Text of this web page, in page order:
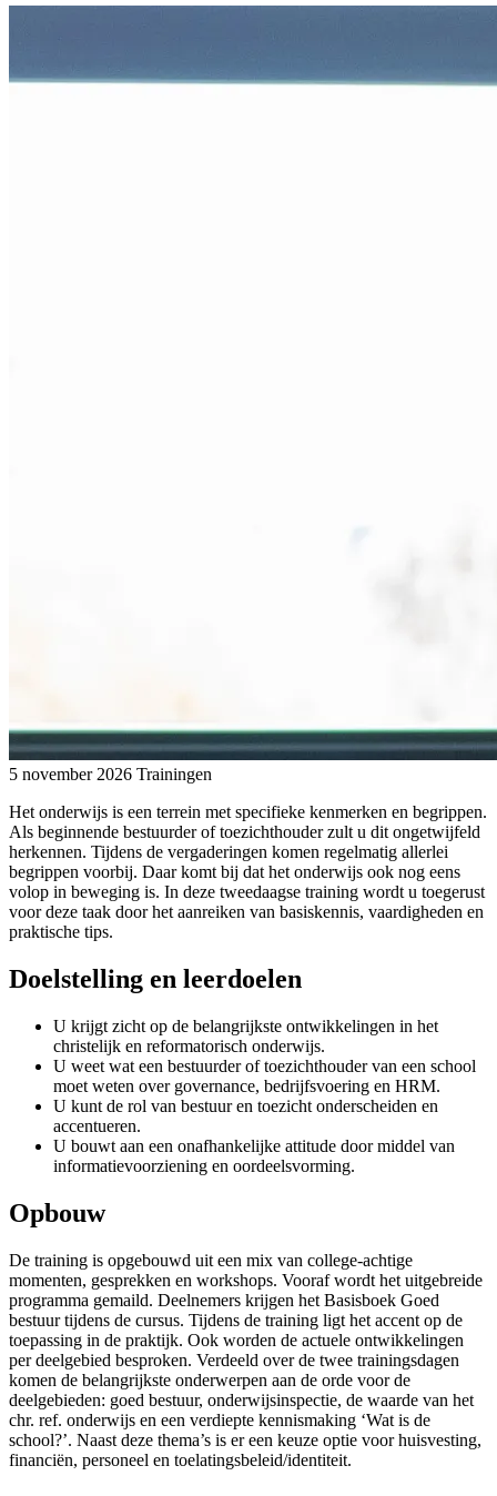
5 november 2026 Trainingen
Het onderwijs is een terrein met specifieke kenmerken en begrippen.
Als beginnende bestuurder of toezichthouder zult u dit ongetwijfeld
herkennen. Tijdens de vergaderingen komen regelmatig allerlei
begrippen voorbij. Daar komt bij dat het onderwijs ook nog eens
volop in beweging is. In deze tweedaagse training wordt u toegerust
voor deze taak door het aanreiken van basiskennis, vaardigheden en
praktische tips.
Doelstelling en leerdoelen
U krijgt zicht op de belangrijkste ontwikkelingen in het
christelijk en reformatorisch onderwijs.
U weet wat een bestuurder of toezichthouder van een school
moet weten over governance, bedrijfsvoering en HRM.
U kunt de rol van bestuur en toezicht onderscheiden en
accentueren.
U bouwt aan een onafhankelijke attitude door middel van
informatievoorziening en oordeelsvorming.
Opbouw
De training is opgebouwd uit een mix van college-achtige
momenten, gesprekken en workshops. Vooraf wordt het uitgebreide
programma gemaild. Deelnemers krijgen het Basisboek Goed
bestuur tijdens de cursus. Tijdens de training ligt het accent op de
toepassing in de praktijk. Ook worden de actuele ontwikkelingen
per deelgebied besproken. Verdeeld over de twee trainingsdagen
komen de belangrijkste onderwerpen aan de orde voor de
deelgebieden: goed bestuur, onderwijsinspectie, de waarde van het
chr. ref. onderwijs en een verdiepte kennismaking ‘Wat is de
school?’. Naast deze thema’s is er een keuze optie voor huisvesting,
financiën, personeel en toelatingsbeleid/identiteit.